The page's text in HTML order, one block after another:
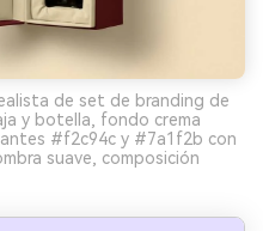
de set de branding de
y botella, fondo crema
#f2c94c y #7a1f2b con
suave, composición